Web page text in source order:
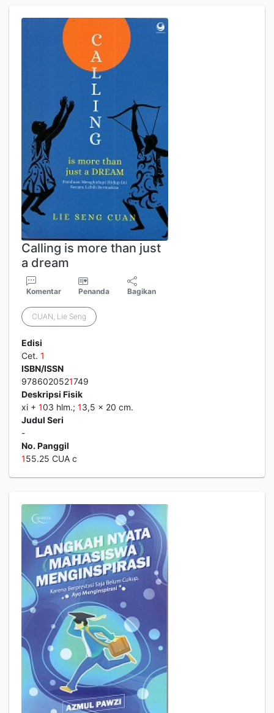
Calling is more than just
a dream
Komentar Penanda Bagikan
CUAN, Lie Seng
Edisi
Cet. 1
ISBN/ISSN
9786020521749
Deskripsi Fisik
xi + 103 hlm.; 13,5 x 20 cm.
Judul Seri
-
No. Panggil
155.25 CUA c